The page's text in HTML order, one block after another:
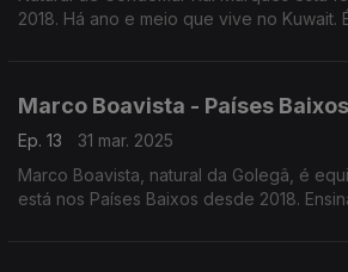
2018. Há ano e meio que vive no Kuwait.
Marco Boavista - Países Baixos
Ep. 13
31 mar. 2025
Marco Boavista, natural da Golegâ, é
está nos Países Baixos desde 2018.